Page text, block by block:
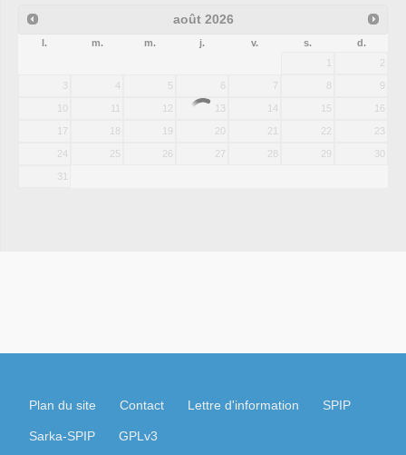
août 2026
l. m. m. j. v. s.
d.
1
2
3 4 5 6 7 8 9
10 11 12 13 14 15 16
17 18 19 20 21 22 23
24 25 26 27 28 29 30
31
Plan du site Contact Lettre d'information SPIP
Sarka-SPIP GPLv3